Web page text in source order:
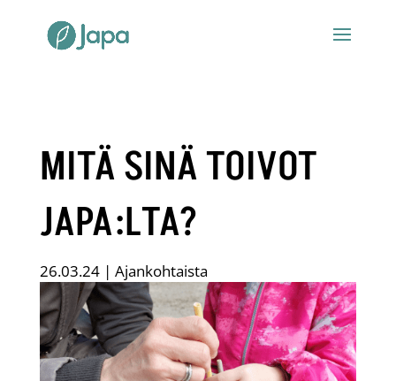
MITÄ SINÄ TOIVOT
JAPA:LTA?
26.03.24| Ajankohtaista